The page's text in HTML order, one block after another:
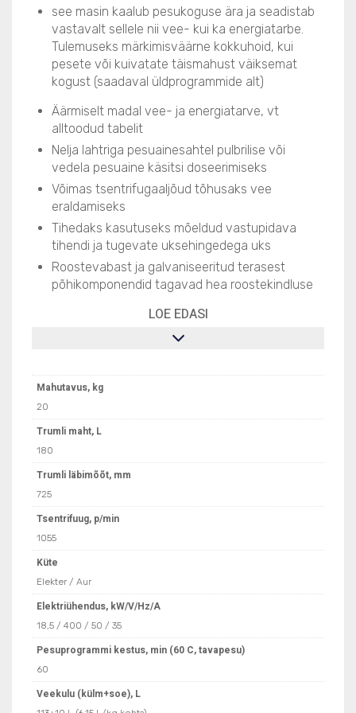
see masin kaalub pesukoguse ära ja seadistab
vastavalt sellele nii vee- kui ka energiatarbe.
Tulemuseks märkimisväärne kokkuhoid, kui
pesete või kuivatate täismahust väiksemat
kogust (saadaval üldprogrammide alt)
Äärmiselt madal vee- ja energiatarve, vt
alltoodud tabelit
Nelja lahtriga pesuainesahtel pulbrilise või
vedela pesuaine käsitsi doseerimiseks
Võimas tsentrifugaaljõud tõhusaks vee
eraldamiseks
Tihedaks kasutuseks mõeldud vastupidava
tihendi ja tugevate uksehingedega uks
Roostevabast ja galvaniseeritud terasest
põhikomponendid tagavad hea roostekindluse
LOE EDASI
Mahutavus, kg
20
Trumli maht, L
180
Trumli läbimõõt, mm
725
Tsentrifuug, p/min
1055
Küte
Elekter / Aur
Elektriühendus, kW/V/Hz/A
18,5 / 400 / 50 / 35
Pesuprogrammi kestus, min (60 C, tavapesu)
60
Veekulu (külm+soe), L